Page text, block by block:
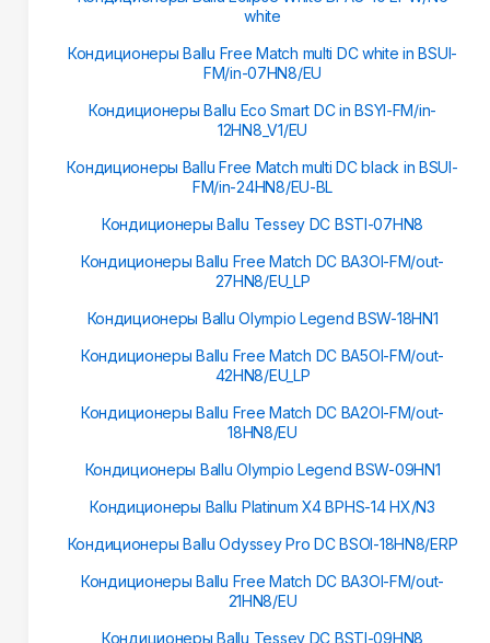
white
Кондиционеры Ballu Free Match multi DC white in BSUI-
FM/in-07HN8/EU
Кондиционеры Ballu Eco Smart DC in BSYI-FM/in-
12HN8_V1/EU
Кондиционеры Ballu Free Match multi DC black in BSUI-
FM/in-24HN8/EU-BL
Кондиционеры Ballu Tessey DC BSTI-07HN8
Кондиционеры Ballu Free Match DC BA3OI-FM/out-
27HN8/EU_LP
Кондиционеры Ballu Olympio Legend BSW-18HN1
Кондиционеры Ballu Free Match DC BA5OI-FM/out-
42HN8/EU_LP
Кондиционеры Ballu Free Match DC BA2OI-FM/out-
18HN8/EU
Кондиционеры Ballu Olympio Legend BSW-09HN1
Кондиционеры Ballu Platinum X4 BPHS-14 HX/N3
Кондиционеры Ballu Odyssey Pro DC BSOI-18HN8/ERP
Кондиционеры Ballu Free Match DC BA3OI-FM/out-
21HN8/EU
Кондиционеры Ballu Tessey DC BSTI-09HN8